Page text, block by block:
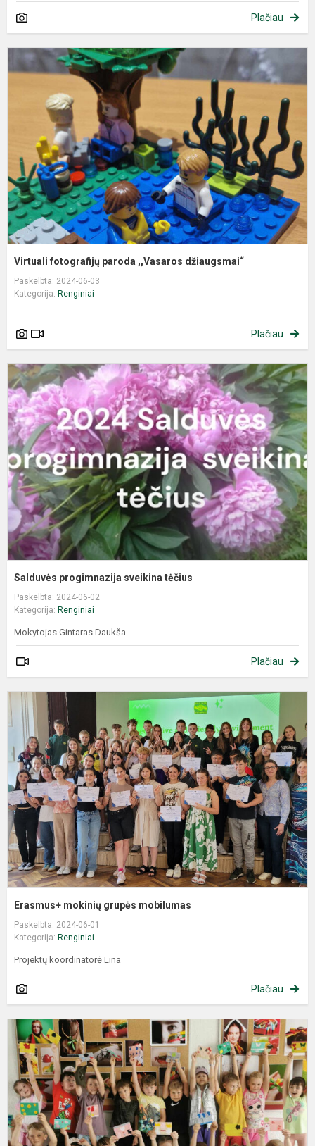
Plačiau
Virtuali fotografijų paroda ,,Vasaros džiaugsmai“
Paskelbta: 2024-06-03
Kategorija: Renginiai
Plačiau
Salduvės progimnazija sveikina tėčius
Paskelbta: 2024-06-02
Kategorija: Renginiai
Mokytojas Gintaras Daukša
Plačiau
Erasmus+ mokinių grupės mobilumas
Paskelbta: 2024-06-01
Kategorija: Renginiai
Projektų koordinatorė Lina
Plačiau